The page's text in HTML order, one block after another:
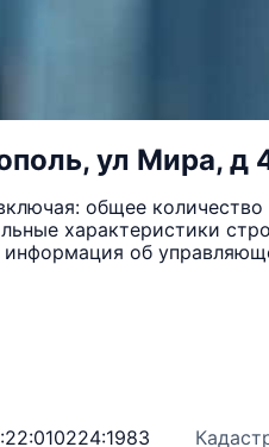
ул Мира, д
общее количество
характеристики
об